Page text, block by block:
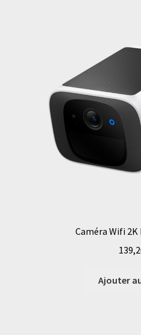
Caméra Wifi 2K
Ajouter